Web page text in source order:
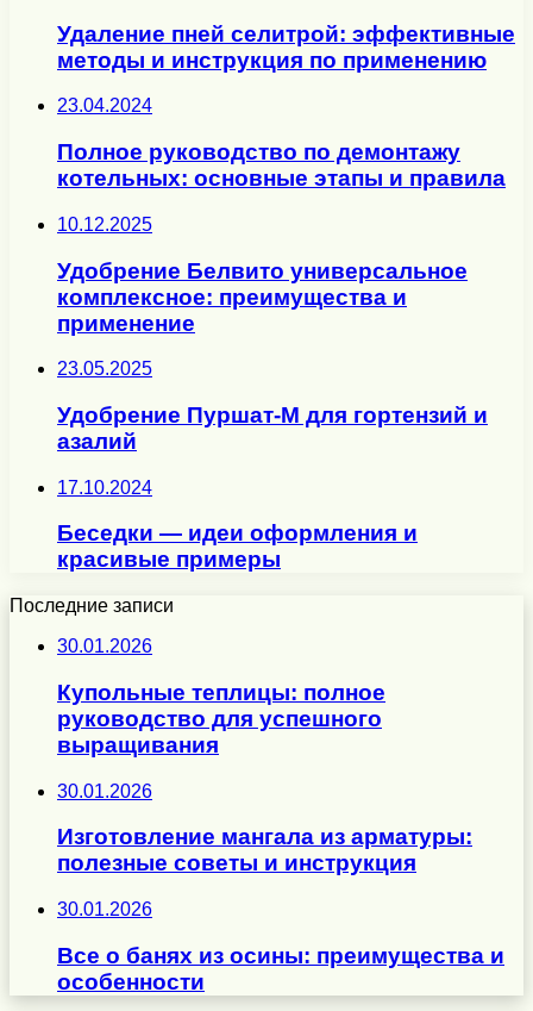
Удаление пней селитрой: эффективные
методы и инструкция по применению
23.04.2024
Полное руководство по демонтажу
котельных: основные этапы и правила
10.12.2025
Удобрение Белвито универсальное
комплексное: преимущества и
применение
23.05.2025
Удобрение Пуршат-М для гортензий и
азалий
17.10.2024
Беседки — идеи оформления и
красивые примеры
Последние записи
30.01.2026
Купольные теплицы: полное
руководство для успешного
выращивания
30.01.2026
Изготовление мангала из арматуры:
полезные советы и инструкция
30.01.2026
Все о банях из осины: преимущества и
особенности